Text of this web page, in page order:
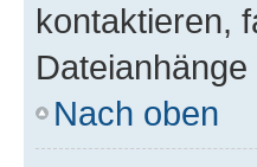
kontaktieren,
Nach oben